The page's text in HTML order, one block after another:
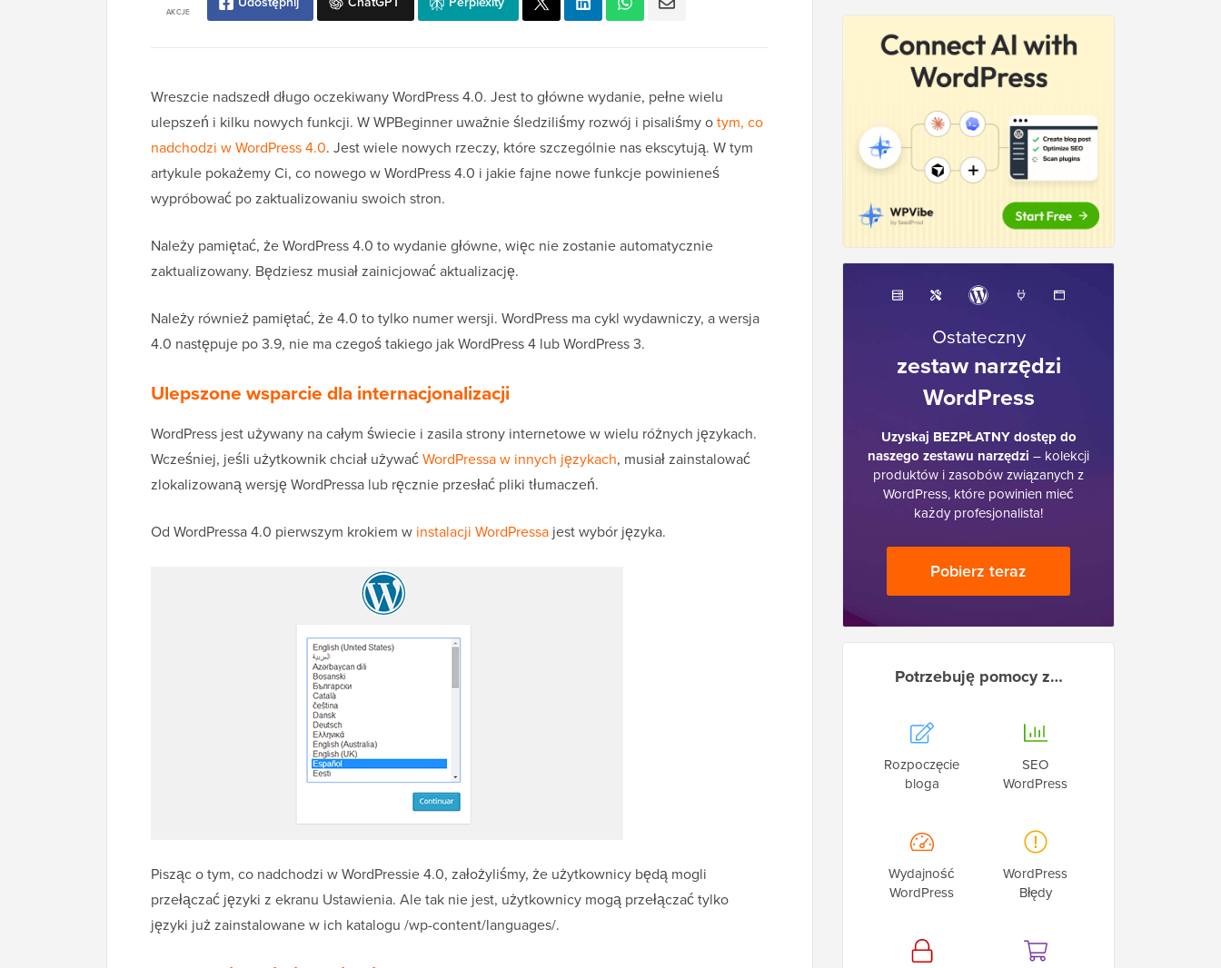
AKCJE
Wreszcie nadszedł długo oczekiwany WordPress 4.0. Jest to główne wydanie, pełne wielu
ulepszeń i kilku nowych funkcji. W WPBeginner uważnie śledziliśmy rozwój i pisaliśmy otym, co
nadchodzi w WordPress 4.0. Jest wiele nowych rzeczy, które szczególnie nas ekscytują. W tym
artykule pokażemy Ci, co nowego w WordPress 4.0 i jakie fajne nowe funkcje powinieneś
wypróbować po zaktualizowaniu swoich stron.
Należy pamiętać, że WordPress 4.0 to wydanie główne, więc nie zostanie automatycznie
zaktualizowany. Będziesz musiał zainicjować aktualizację.
Należy również pamiętać, że 4.0 to tylko numer wersji. WordPress ma cykl wydawniczy, a wersja
4.0 następuje po 3.9, nie ma czegoś takiego jak WordPress 4 lub WordPress 3.
Ulepszone wsparcie dla internacjonalizacji
WordPress jest używany na całym świecie i zasila strony internetowe w wielu różnych językach.
Wcześniej, jeśli użytkownik chciał używaćWordPressa w innych językach, musiał zainstalować
zlokalizowaną wersję WordPressa lub ręcznie przesłać pliki tłumaczeń.
Od WordPressa 4.0 pierwszym krokiem w instalacji WordPressa jest wybór języka.
Pisząc o tym, co nadchodzi w WordPressie 4.0, założyliśmy, że użytkownicy będą mogli
przełączać języki z ekranu Ustawienia. Ale tak nie jest, użytkownicy mogą przełączać tylko
języki już zainstalowane w ich katalogu /wp-content/languages/.
Ostateczny
zestaw narzędzi
WordPress
Uzyskaj BEZPŁATNY dostęp do
naszego zestawu narzędzi – kolekcji
produktów i zasobów związanych z
WordPress, które powinien mieć
każdy profesjonalista!
Pobierz teraz
Potrzebuję pomocy z…
Rozpoczęcie
bloga
SEO
WordPress
Wydajność
WordPress
WordPress
Błędy